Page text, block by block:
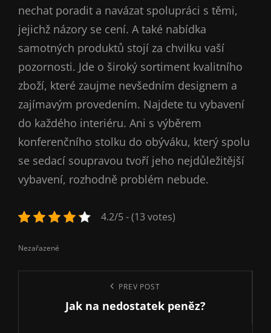
nechat poradit a navázat spolupráci s těmi,
jejichž názory se cení. A také nabídka
samotných produktů stojí za chvilku vaší
pozornosti. Jde o široký sortiment kvalitního
zboží, které zaujme nevšedním designem a
zajímavým provedením. Najdete tu vybavení
do každého interiéru. Ani s výběrem
konferenčního stolku do obýváku, který spolu
se sedací soupravou tvoří jeho nejdůležitější
vybavení, rozhodně problém nebude.
4.2/5 - (13 votes)
Categories
Nezařazené
PREV POST
Jak na nedostatek peněz?